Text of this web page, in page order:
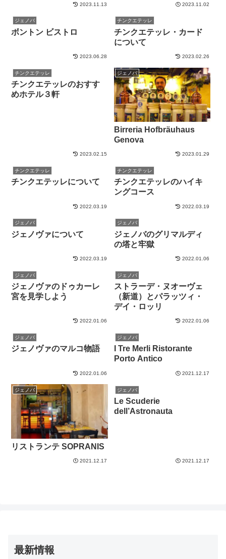
2023.11.13 2023.11.02
ジェノバ
ボントン ビストロ
2023.06.28
チンクエテッレ
チンクエテッレ・カード
について
2023.02.26
チンクエテッレ
チンクエテッレのおすす
めホテル３軒
2023.02.15
ジェノバ
Birreria Hofbräuhaus
Genova
2023.01.29
チンクエテッレ
チンクエテッレについて
2022.03.19
チンクエテッレ
チンクエテッレのハイキ
ングコース
2022.03.19
ジェノバ
ジェノヴァについて
2022.03.19
ジェノバ
ジェノバのグリマルディ
の塔と牢獄
2022.01.06
ジェノバ
ジェノヴァのドゥカーレ
宮を見学しよう
2022.01.06
ジェノバ
ストラーデ・ヌオーヴェ
（新道）とパラッツィ・
デイ・ロッリ
2022.01.06
ジェノバ
ジェノヴァのマルコ物語
2022.01.06
ジェノバ
I Tre Merli Ristorante
Porto Antico
2021.12.17
ジェノバ
リストランテ SOPRANIS
2021.12.17
ジェノバ
Le Scuderie
dell’Astronauta
2021.12.17
最新情報